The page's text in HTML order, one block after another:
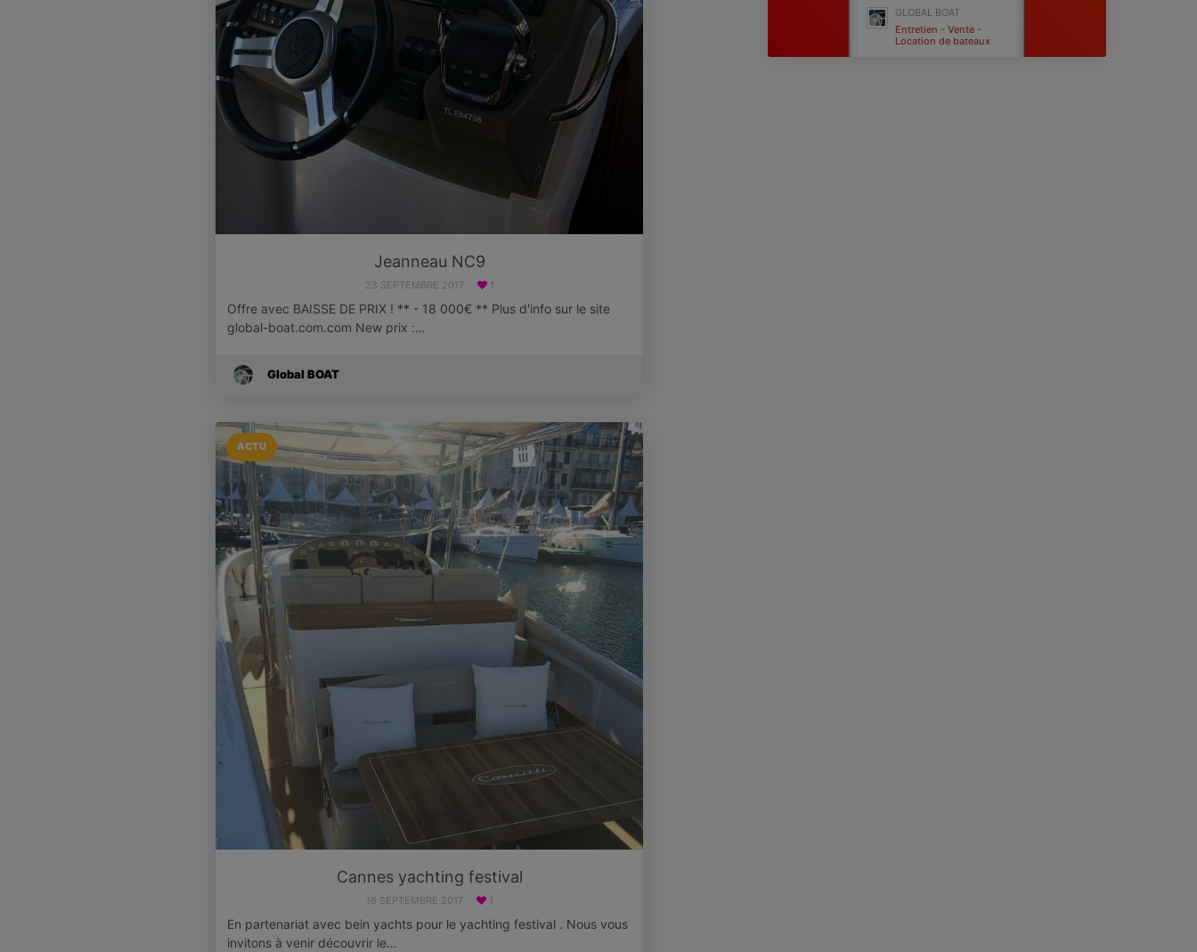
Jeanneau NC9
23 SEPTEMBRE 2017 1
Offre avec BAISSE DE PRIX ! ** - 18 000€ ** Plus d'info sur le site
global-boat.com.com New prix :…
Global BOAT
ACTU
Cannes yachting festival
16 SEPTEMBRE 2017 1
En partenariat avec bein yachts pour le yachting festival . Nous vous
invitons à venir découvrir le…
GLOBAL BOAT
Entretien - Vente -
Location de bateaux